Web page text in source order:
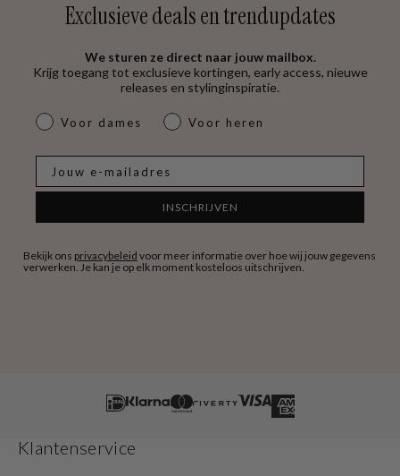
Exclusieve deals en trendupdates
We sturen ze direct naar jouw mailbox.
Krijg toegang tot exclusieve kortingen, early access, nieuwe
releases en stylinginspiratie.
dames & heren
Voor dames Voor heren
INSCHRIJVEN
Bekijk ons privacybeleid voor meer informatie over hoe wij jouw gegevens
verwerken. Je kan je op elk moment kosteloos uitschrijven.
Klantenservice